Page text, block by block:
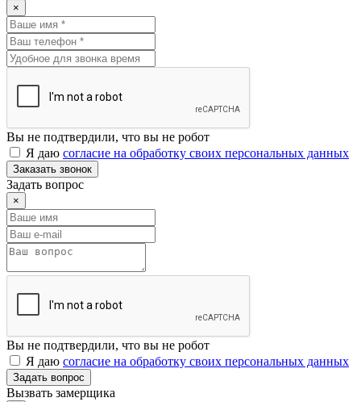
×
Вы не подтвердили, что вы не робот
Я даю согласие на обработку своих персональных данных
Заказать звонок
Задать вопрос
×
Вы не подтвердили, что вы не робот
Я даю согласие на обработку своих персональных данных
Задать вопрос
Вызвать замерщика